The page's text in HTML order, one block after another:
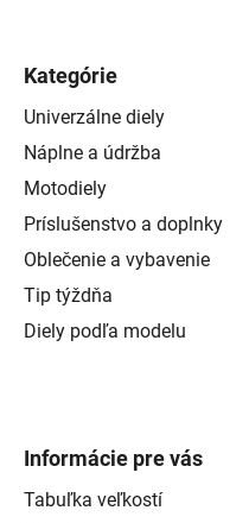
Kategórie
Univerzálne diely
Náplne a údržba
Motodiely
Príslušenstvo a doplnky
Oblečenie a vybavenie
Tip týždňa
Diely podľa modelu
Informácie pre vás
Tabuľka veľkostí